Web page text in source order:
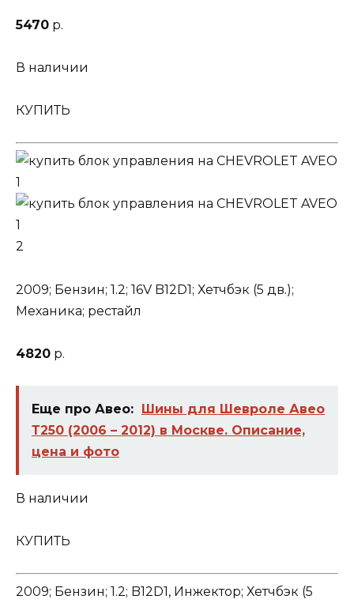
5470 р.
В наличии
КУПИТЬ
2
2009; Бензин; 1.2; 16V B12D1; Хетчбэк (5 дв.);
Механика; рестайл
4820 р.
Еще про Авео: Шины для Шевроле Авео
Т250 (2006 – 2012) в Москве. Описание,
цена и фото
В наличии
КУПИТЬ
2009; Бензин; 1.2; B12D1, Инжектор; Хетчбэк (5